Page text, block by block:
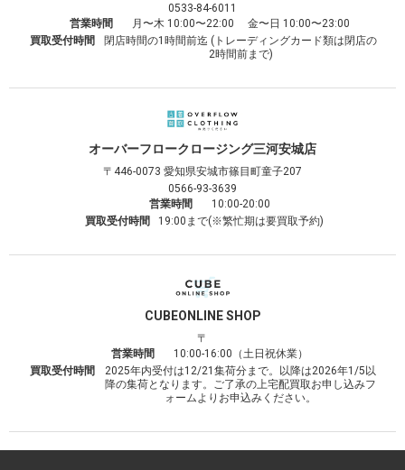
0533-84-6011
営業時間
月〜木 10:00〜22:00 金〜日 10:00〜23:00
買取受付時間
閉店時間の1時間前迄 (トレーディングカード類は閉店の
2時間前まで)
オーバーフロークロージング三河安城店
〒446-0073 愛知県安城市篠目町童子207
0566-93-3639
営業時間
10:00-20:00
買取受付時間
19:00まで(※繁忙期は要買取予約)
CUBEONLINE SHOP
〒
営業時間
10:00-16:00（土日祝休業）
買取受付時間
2025年内受付は12/21集荷分まで。以降は2026年1/5以
降の集荷となります。ご了承の上宅配買取お申し込みフ
ォームよりお申込みください。